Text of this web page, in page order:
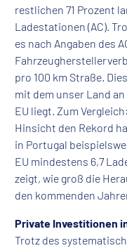
restlichen 71 Prozent
Ladestationen (AC).
es nach Angaben des
pro 100 km Straße.
mit dem unser Land
EU liegt. Zum
Hinsicht den Rekord
in Portugal
EU mindestens 6,7
zeigt, wie groß die
den kommenden
Private Investitionen
Trotz des